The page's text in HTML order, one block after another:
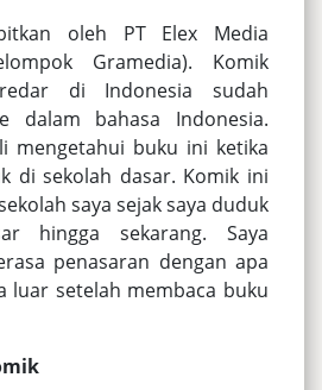
oleh PT Elex Media
Gramedia). Komik
di Indonesia sudah
dalam bahasa Indonesia.
mengetahui buku ini ketika
di sekolah dasar. Komik ini
saya sejak saya duduk
hingga sekarang. Saya
penasaran dengan apa
luar setelah membaca buku